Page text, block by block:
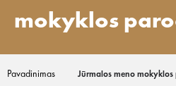
mokyklos
Pavadinimas Jūrmalos meno mokyklos